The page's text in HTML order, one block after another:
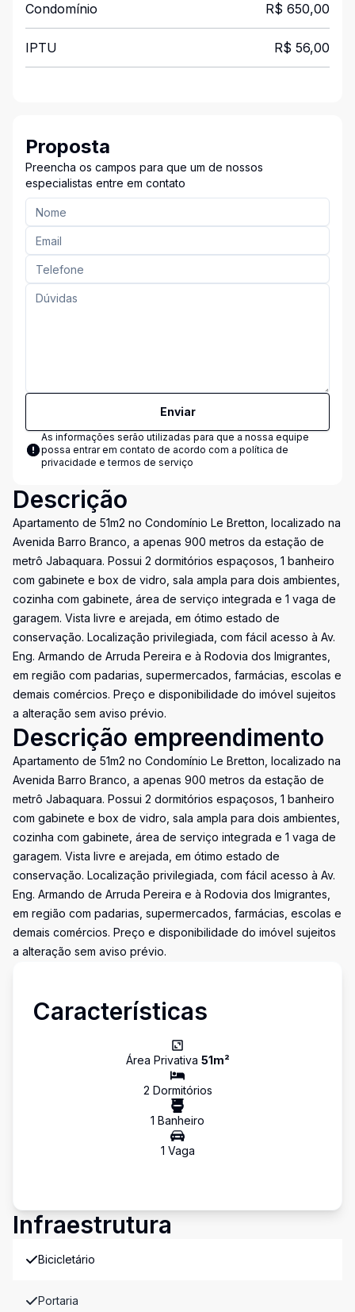
Condomínio R$ 650,00
IPTU R$ 56,00
Proposta
Preencha os campos para que um de nossos
especialistas entre em contato
Enviar
As informações serão utilizadas para que a nossa equipe
possa entrar em contato de acordo com a política de
privacidade e termos de serviço
Descrição
Apartamento de 51m2 no Condomínio Le Bretton, localizado na
Avenida Barro Branco, a apenas 900 metros da estação de
metrô Jabaquara. Possui 2 dormitórios espaçosos, 1 banheiro
com gabinete e box de vidro, sala ampla para dois ambientes,
cozinha com gabinete, área de serviço integrada e 1 vaga de
garagem. Vista livre e arejada, em ótimo estado de
conservação. Localização privilegiada, com fácil acesso à Av.
Eng. Armando de Arruda Pereira e à Rodovia dos Imigrantes,
em região com padarias, supermercados, farmácias, escolas e
demais comércios. Preço e disponibilidade do imóvel sujeitos
a alteração sem aviso prévio.
Descrição empreendimento
Apartamento de 51m2 no Condomínio Le Bretton, localizado na
Avenida Barro Branco, a apenas 900 metros da estação de
metrô Jabaquara. Possui 2 dormitórios espaçosos, 1 banheiro
com gabinete e box de vidro, sala ampla para dois ambientes,
cozinha com gabinete, área de serviço integrada e 1 vaga de
garagem. Vista livre e arejada, em ótimo estado de
conservação. Localização privilegiada, com fácil acesso à Av.
Eng. Armando de Arruda Pereira e à Rodovia dos Imigrantes,
em região com padarias, supermercados, farmácias, escolas e
demais comércios. Preço e disponibilidade do imóvel sujeitos
a alteração sem aviso prévio.
Características
Área Privativa 51m²
2 Dormitórios
1 Banheiro
1 Vaga
Infraestrutura
Bicicletário
Portaria